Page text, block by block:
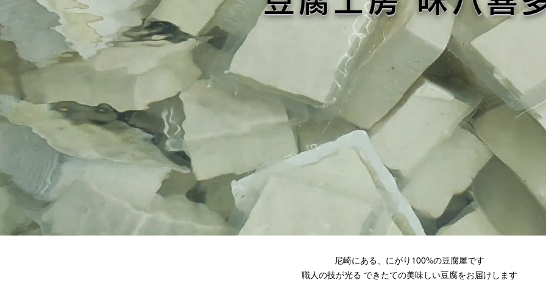
尼崎にある、にがり100%の豆腐屋です
職人の技が光る できたての美味しい豆腐をお届けします